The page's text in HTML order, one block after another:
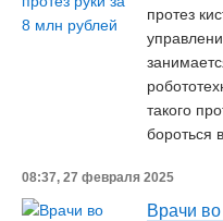
протез
такого
бороться
08:37, 27 февраля 2025
Врачи